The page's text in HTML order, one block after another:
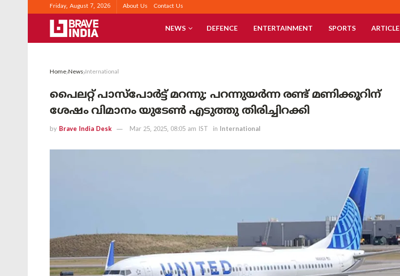
Friday, August 7, 2026 About Us Contact Us
NEWS DEFENCE ENTERTAINMENT SPORTS ARTICLE
Home News International
പൈലറ്റ് പാസ്പോർട്ട് മറന്നു; പറന്നുയർന്ന രണ്ട് മണിക്കൂറിന്
ശേഷം വിമാനം യുടേൺ എടുത്തു തിരിച്ചിറക്കി
by Brave India Desk Mar 25, 2025, 08:05 am IST in International